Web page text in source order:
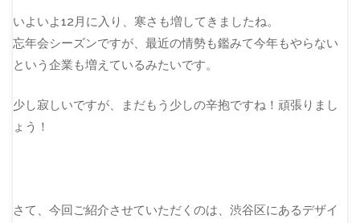
いよいよ12月に入り、寒さも増してきましたね。
忘年会シーズンですが、最近の情勢も鑑みて今年もやらない
という企業も増えているみたいです。
少し寂しいですが、まだもう少しの辛抱ですね！頑張りまし
ょう！
さて、今回ご紹介させていただくのは、渋谷区にあるデザイ